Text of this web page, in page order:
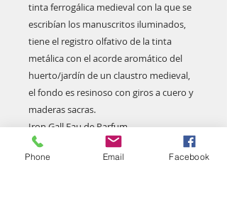
tinta ferrogálica medieval con la que se
escribían los manuscritos iluminados,
tiene el registro olfativo de la tinta
metálica con el acorde aromático del
huerto/jardín de un claustro medieval,
el fondo es resinoso con giros a cuero y
maderas sacras.
Iron Gall Eau de Parfum
Notas de Salida: Yuzu, Hinoki, Sal,
Pimienta Negra, Lavanda
Phone Email Facebook